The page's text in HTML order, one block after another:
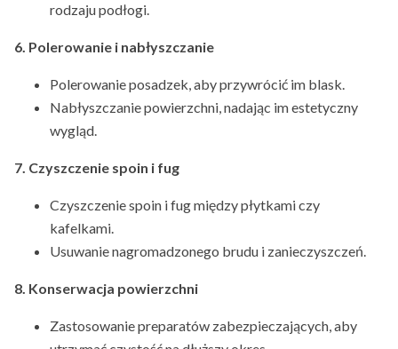
rodzaju podłogi.
6. Polerowanie i nabłyszczanie
Polerowanie posadzek, aby przywrócić im blask.
Nabłyszczanie powierzchni, nadając im estetyczny
wygląd.
7. Czyszczenie spoin i fug
Czyszczenie spoin i fug między płytkami czy
kafelkami.
Usuwanie nagromadzonego brudu i zanieczyszczeń.
8. Konserwacja powierzchni
Zastosowanie preparatów zabezpieczających, aby